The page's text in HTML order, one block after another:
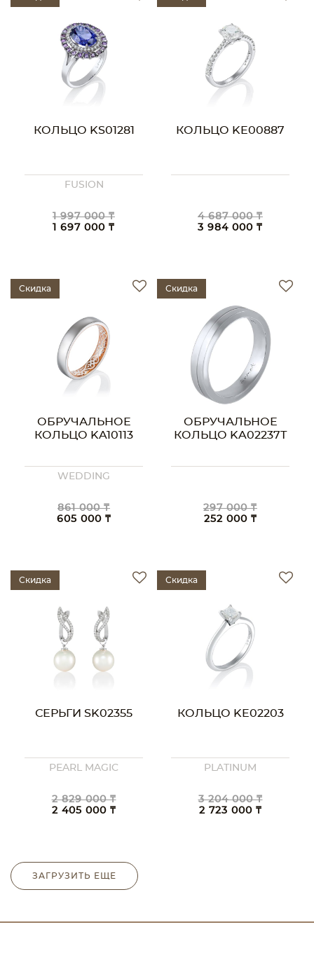
КОЛЬЦО KS01281
FUSION
1 997 000 ₸
1 697 000 ₸
КОЛЬЦО KE00887
4 687 000 ₸
3 984 000 ₸
Скидка
ОБРУЧАЛЬНОЕ
КОЛЬЦО KA10113
WEDDING
861 000 ₸
605 000 ₸
Скидка
ОБРУЧАЛЬНОЕ
КОЛЬЦО KA02237T
297 000 ₸
252 000 ₸
Скидка
СЕРЬГИ SK02355
PEARL MAGIC
2 829 000 ₸
2 405 000 ₸
Скидка
КОЛЬЦО KE02203
PLATINUM
3 204 000 ₸
2 723 000 ₸
ЗАГРУЗИТЬ ЕЩЕ